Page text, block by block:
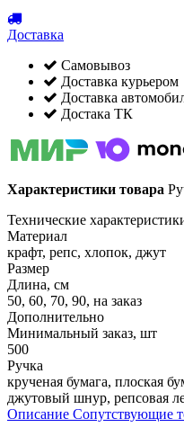
Доставка
Самовывоз
Доставка курьером
Доставка
Достака ТК
Характеристики товара
Технические
Материал
крафт, репс, хлопок, джут
Размер
Длина, см
50, 60, 70, 90, на заказ
Дополнительно
Минимальный заказ, шт
500
Ручка
крученая бумага, плоская
джутовый шнур, репсовая
Описание Сопутствующие